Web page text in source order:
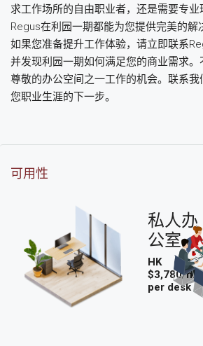
求工作场所的自由职业者，还是需要专业
Regus在利园一期都能为您提供完美的解
如果您准备提升工作体验，请立即联系
并发现利园一期如何满足您的商业需求
尊敬的办公空间之一工作的机会。联系
您职业生涯的下一步。
可用性
私人办
公室
HK
$3,780/mo
per desk